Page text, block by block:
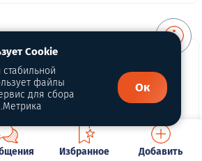
Избранное Добавить
Cookie
файлы
для сбора
Ок